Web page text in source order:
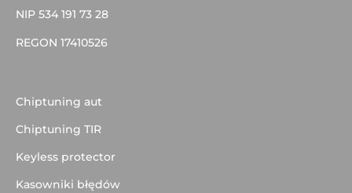
NIP 534 191 73 28
REGON 17410526
Chiptuning aut
Chiptuning TIR
Keyless protector
Kasowniki błędów